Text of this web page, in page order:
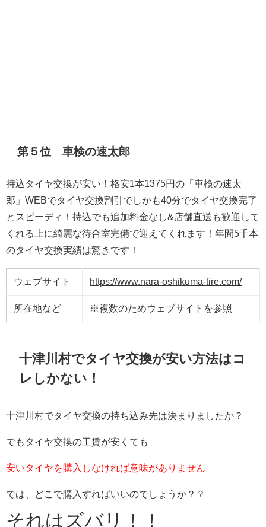
第５位 車検の速太郎
持込タイヤ交換が安い！格安1本1375円の「車検の速太
郎」WEBでタイヤ交換割引でしかも40分でタイヤ交換完了
とスピーディ！持込でも追加料金なし&店舗直送も歓迎して
くれる上に綺麗な待合室完備で迎えてくれます！年間5千本
のタイヤ交換実績は驚きです！
ウェブサイト https://www.nara-oshikuma-tire.com/
所在地など ※複数のためウェブサイトを参照
十津川村でタイヤ交換が安い方法はコ
レしかない！
十津川村でタイヤ交換の持ち込み先は決まりましたか？
でもタイヤ交換の工賃が安くても
安いタイヤを購入しなければ意味がありません
では、どこで購入すればいいのでしょうか？？
それはズバリ！！